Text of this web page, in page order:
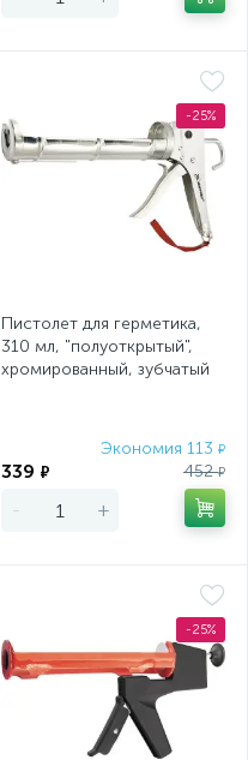
-25%
Пистолет для герметика,
310 мл, "полуоткрытый",
хромированный, зубчатый
Экономия 113 ₽
339 ₽ 452₽
- +
-25%